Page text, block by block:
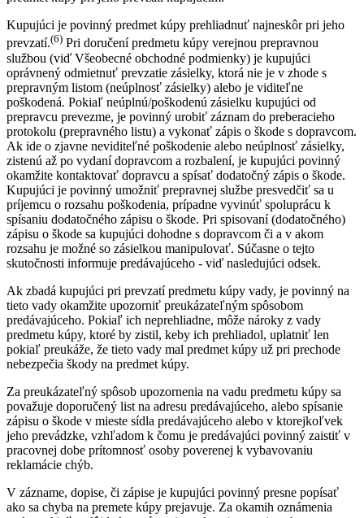
Kupujúci je povinný predmet kúpy prehliadnuť najneskôr pri jeho
prevzatí.(6) Pri doručení predmetu kúpy verejnou prepravnou
službou (viď Všeobecné obchodné podmienky) je kupujúci
oprávnený odmietnuť prevzatie zásielky, ktorá nie je v zhode s
prepravným listom (neúplnosť zásielky) alebo je viditeľne
poškodená. Pokiaľ neúplnú/poškodenú zásielku kupujúci od
prepravcu prevezme, je povinný urobiť záznam do preberacieho
protokolu (prepravného listu) a vykonať zápis o škode s dopravcom.
Ak ide o zjavne neviditeľné poškodenie alebo neúplnosť zásielky,
zistenú až po vydaní dopravcom a rozbalení, je kupujúci povinný
okamžite kontaktovať dopravcu a spísať dodatočný zápis o škode.
Kupujúci je povinný umožniť prepravnej službe presvedčiť sa u
príjemcu o rozsahu poškodenia, prípadne vyvinúť spoluprácu k
spísaniu dodatočného zápisu o škode. Pri spisovaní (dodatočného)
zápisu o škode sa kupujúci dohodne s dopravcom či a v akom
rozsahu je možné so zásielkou manipulovať. Súčasne o tejto
skutočnosti informuje predávajúceho - viď nasledujúci odsek.
Ak zbadá kupujúci pri prevzatí predmetu kúpy vady, je povinný na
tieto vady okamžite upozorniť preukázateľným spôsobom
predávajúceho. Pokiaľ ich neprehliadne, môže nároky z vady
predmetu kúpy, ktoré by zistil, keby ich prehliadol, uplatniť len
pokiaľ preukáže, že tieto vady mal predmet kúpy už pri prechode
nebezpečia škody na predmet kúpy.
Za preukázateľný spôsob upozornenia na vadu predmetu kúpy sa
považuje doporučený list na adresu predávajúceho, alebo spísanie
zápisu o škode v mieste sídla predávajúceho alebo v ktorejkoľvek
jeho prevádzke, vzhľadom k čomu je predávajúci povinný zaistiť v
pracovnej dobe prítomnosť osoby poverenej k vybavovaniu
reklamácie chýb.
V zázname, dopise, či zápise je kupujúci povinný presne popísať
ako sa chyba na premete kúpy prejavuje. Za okamih oznámenia